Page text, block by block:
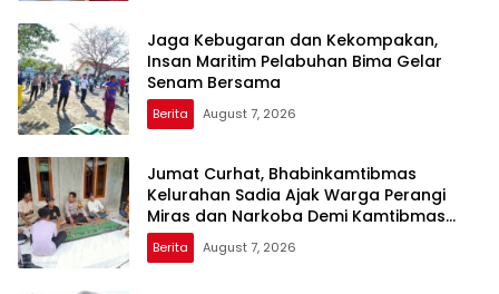
Jaga Kebugaran dan Kekompakan,
Insan Maritim Pelabuhan Bima Gelar
Senam Bersama
Berita August 7, 2026
Jumat Curhat, Bhabinkamtibmas
Kelurahan Sadia Ajak Warga Perangi
Miras dan Narkoba Demi Kamtibmas
Kondusif
Berita August 7, 2026